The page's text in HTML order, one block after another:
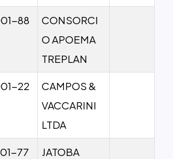
88
CONSORCI
O APOEMA
TREPLAN
22
CAMPOS &
VACCARINI
LTDA
77 JATOBA